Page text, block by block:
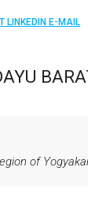
LINKEDIN E-MAIL
of